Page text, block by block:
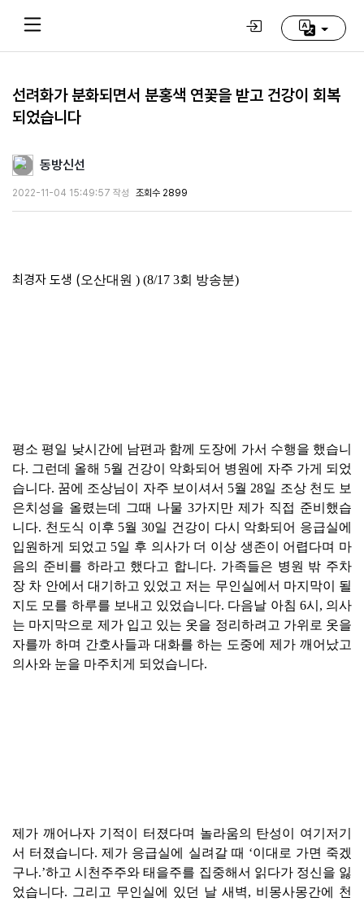
Home
동
방
정
멤
버
십
과
정
게
시
판
인
하
기
(current)
선려화가 분화되면서 분홍색 연꽃을 받고 건강이 회복
되었습니다
동방신선
2022-11-04 15:49:57 작성 조회수 2899
최경자 도생 (오산대원 ) (8/17 3회 방송분)
평소 평일 낮시간에 남편과 함께 도장에 가서 수행을 했습니
다. 그런데 올해 5월 건강이 악화되어 병원에 자주 가게 되었
습니다. 꿈에 조상님이 자주 보이셔서 5월 28일 조상 천도 보
은치성을 올렸는데 그때 나물 3가지만 제가 직접 준비했습
니다. 천도식 이후 5월 30일 건강이 다시 악화되어 응급실에
입원하게 되었고 5일 후 의사가 더 이상 생존이 어렵다며 마
음의 준비를 하라고 했다고 합니다. 가족들은 병원 밖 주차
장 차 안에서 대기하고 있었고 저는 무인실에서 마지막이 될
지도 모를 하루를 보내고 있었습니다. 다음날 아침 6시, 의사
는 마지막으로 제가 입고 있는 옷을 정리하려고 가위로 옷을
자를까 하며 간호사들과 대화를 하는 도중에 제가 깨어났고
의사와 눈을 마주치게 되었습니다.
제가 깨어나자 기적이 터졌다며 놀라움의 탄성이 여기저기
서 터졌습니다. 제가 응급실에 실려갈 때 ‘이대로 가면 죽겠
구나.’하고 시천주주와 태을주를 집중해서 읽다가 정신을 잃
었습니다. 그리고 무인실에 있던 날 새벽, 비몽사몽간에 천